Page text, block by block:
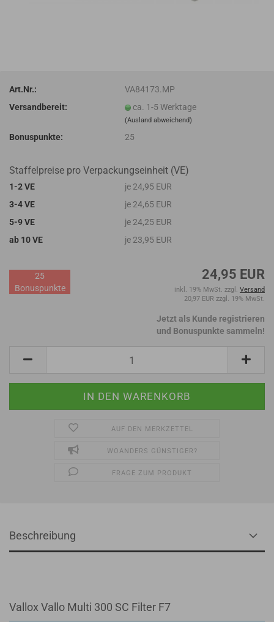
Art.Nr.:
VA84173.MP
Versandbereit:
ca. 1-5 Werktage
(Ausland abweichend)
Bonuspunkte: 25
Staffelpreise pro Verpackungseinheit (VE)
1-2 VE
je 24,95 EUR
3-4 VE
je 24,65 EUR
5-9 VE
je 24,25 EUR
ab 10 VE
je 23,95 EUR
24,95 EUR
inkl. 19% MwSt. zzgl. Versand
20,97 EUR zzgl. 19% MwSt.
25
Bonuspunkte
Jetzt als Kunde registrieren
und Bonuspunkte sammeln!
AUF DEN MERKZETTEL
WOANDERS GÜNSTIGER?
FRAGE ZUM PRODUKT
Beschreibung
Vallox Vallo Multi 300 SC Filter F7